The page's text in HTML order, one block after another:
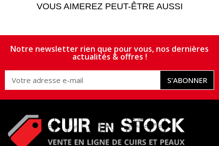
VOUS AIMEREZ PEUT-ÊTRE AUSSI
Notre newsletter rien que pour vous, nos dernières
actualités & offres !
S’ABONNER